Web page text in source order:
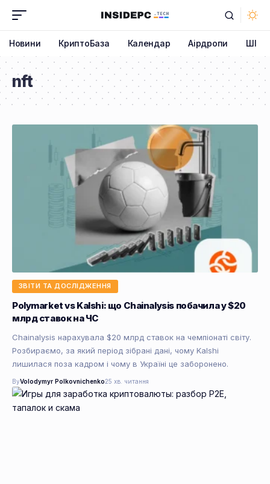
Новини КриптоБаза Календар Аірдропи ШІ
nft
ЗВІТИ ТА ДОСЛІДЖЕННЯ
Polymarket vs Kalshi: що Chainalysis побачила у $20
млрд ставок на ЧС
Chainalysis нарахувала $20 млрд ставок на чемпіонаті світу.
Розбираємо, за який період зібрані дані, чому Kalshi
лишилася поза кадром і чому в Україні це заборонено.
ByVolodymyr Polkovnichenko25 хв. читання